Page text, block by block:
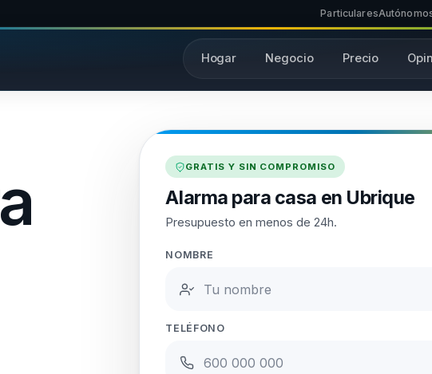
Particulares
Hogar Negocio Precio
GRATIS Y SIN COMPROMISO
Alarma para casa en Ubrique
Presupuesto en menos de 24h.
NOMBRE
TELÉFONO